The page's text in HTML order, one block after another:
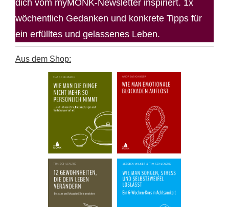
dich vom myMONK-Newsletter inspiriert. 1x
wöchentlich Gedanken und konkrete Tipps für
ein erfülltes und gelassenes Leben.
Aus dem Shop: